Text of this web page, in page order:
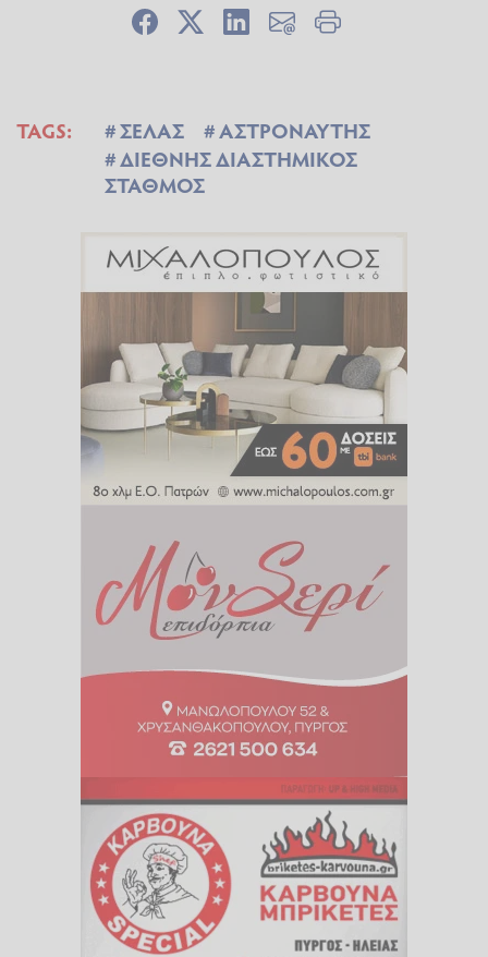
TAGS: ΣΕΛΑΣ
ΑΣΤΡΟΝΑΥΤΗΣ
ΔΙΕΘΝΗΣ ΔΙΑΣΤΗΜΙΚΟΣ
ΣΤΑΘΜΟΣ